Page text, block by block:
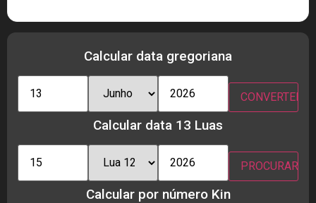
Calcular data gregoriana
Calcular data 13 Luas
Calcular por número Kin